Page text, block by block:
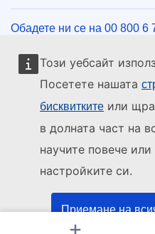
Този уебсайт
Посетете нашата
бисквитките или
в долната част на
научите повече
настройките си.
Приемане на
Обадете ни се на 00 800 6
Използвайте други
Пишете ни чрез нашия
Социални медии
ЕС в социалните медии
Институции и органи